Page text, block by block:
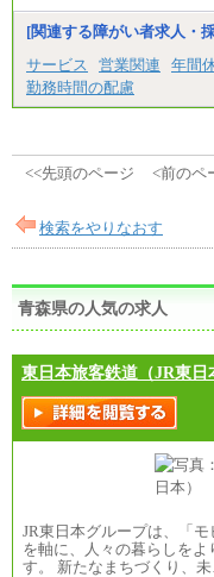
[関連する障がい者求人・
サービス
営業関連 年間
勤務時間の配慮
<<先頭のページ <前のペ
検索をやりなおす
青森県の人気の求人
東日本旅客鉄道（JR東日
JR東日本グループは、「
を軸に、人々の暮らしを
す。 新たなまちづくり、未